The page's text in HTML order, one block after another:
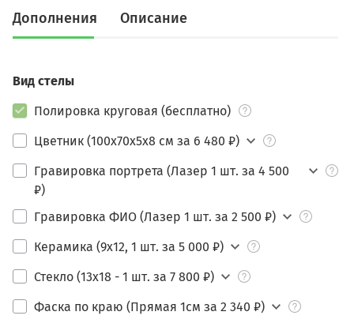
Дополнения Описание
Вид стелы
Полировка круговая (бесплатно)
Цветник (100х70х5х8 см за 6 480 ₽)
Гравировка портрета (Лазер 1 шт. за 4 500
₽)
Гравировка ФИО (Лазер 1 шт. за 2 500 ₽)
Керамика (9х12, 1 шт. за 5 000 ₽)
Стекло (13х18 - 1 шт. за 7 800 ₽)
Фаска по краю (Прямая 1см за 2 340 ₽)